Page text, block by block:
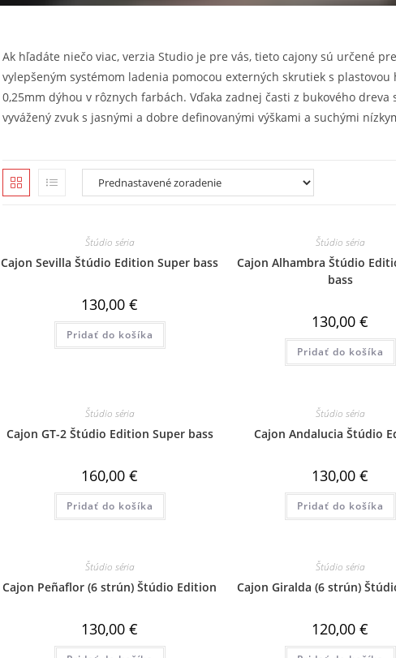
Ak hľadáte niečo viac, verzia Studio je pre vás, tieto cajony sú určené
vylepšeným systémom ladenia pomocou externých skrutiek s
0,25mm dýhou v rôznych farbách. Vďaka zadnej časti z bukového
vyvážený zvuk s jasnými a dobre definovanými výškami a suchými
Štúdio séria
Cajon Sevilla Štúdio Edition Super bass
130,00€
Pridať do košíka
Štúdio séria
Cajon Alhambra Štúdio
bass
130,00€
Pridať do košíka
Štúdio séria
Cajon GT-2 Štúdio Edition Super bass
160,00€
Pridať do košíka
Štúdio séria
Cajon Andalucia Štúdio
130,00€
Pridať do košíka
Štúdio séria
Cajon Peñaflor (6 strún) Štúdio Edition
130,00€
Štúdio séria
Cajon Giralda (6 strún)
120,00€